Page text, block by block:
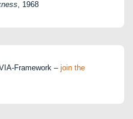
, 1968
Framework – join the